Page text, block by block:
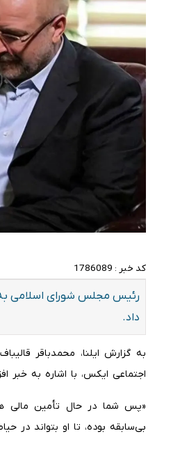
کد خبر : 1786089
رئیس مجلس شورای اسلامی به
داد.
به گزارش ایلنا، محمدباقر
اجتماعی ایکس، با اشاره به خبر
بی‌سابقه بوده، تا او بتواند در